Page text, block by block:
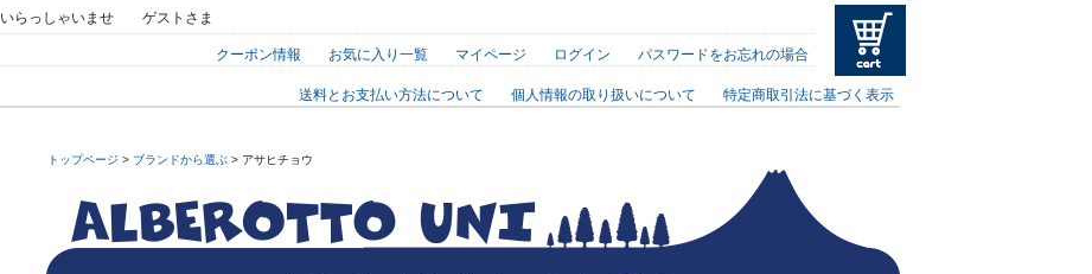
いらっしゃいませ ゲストさま
クーポン情報 お気に入り一覧 マイページ ログイン パスワードをお忘れの場合
送料とお支払い方法について 個人情報の取り扱いについて 特定商取引法に基づく表示
トップページ > ブランドから選ぶ > アサヒチョウ